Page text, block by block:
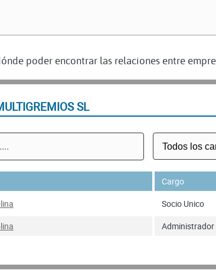
poder encontrar las relaciones entre
SL
Cargo
Socio Unico
Administrador